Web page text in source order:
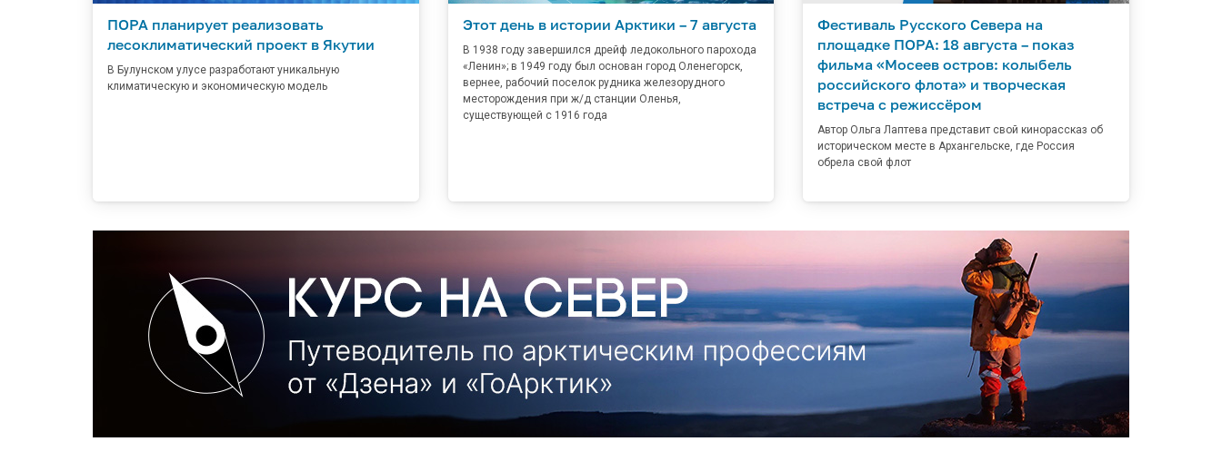
ПОРА планирует реализовать
лесоклиматический проект в Якутии
В Булунском улусе разработают уникальную
климатическую и экономическую модель
Этот день в истории Арктики – 7 августа
В 1938 году завершился дрейф ледокольного парохода
«Ленин»; в 1949 году был основан город Оленегорск,
вернее, рабочий поселок рудника железорудного
месторождения при ж/д станции Оленья,
существующей с 1916 года
Фестиваль Русского Севера на
площадке ПОРА: 18 августа – показ
фильма «Мосеев остров: колыбель
российского флота» и творческая
встреча с режиссёром
Автор Ольга Лаптева представит свой кинорассказ об
историческом месте в Архангельске, где Россия
обрела свой флот